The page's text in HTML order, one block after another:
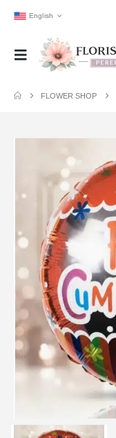
English
FLOWER SHOP